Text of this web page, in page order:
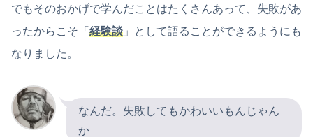
でもそのおかげで学んだことはたくさんあって、失敗があ
ったからこそ「 経験談 」として語ることができるようにも
なりました。
なんだ。失敗してもかわいいもんじゃん
か